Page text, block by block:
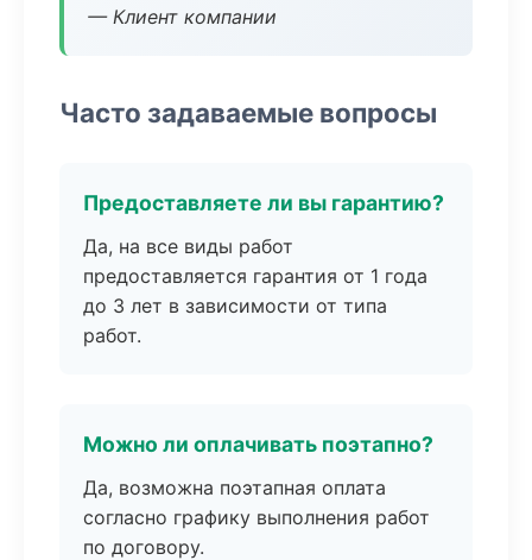
— Клиент компании
Часто задаваемые вопросы
Предоставляете ли вы гарантию?
Да, на все виды работ
предоставляется гарантия от 1 года
до 3 лет в зависимости от типа
работ.
Можно ли оплачивать поэтапно?
Да, возможна поэтапная оплата
согласно графику выполнения работ
по договору.